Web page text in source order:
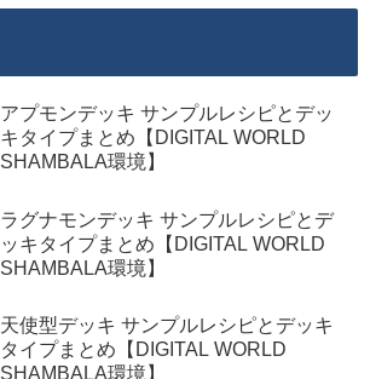
アプモンデッキ サンプルレシピとデッ
キタイプまとめ【DIGITAL WORLD
SHAMBALA環境】
ラグナモンデッキ サンプルレシピとデ
ッキタイプまとめ【DIGITAL WORLD
SHAMBALA環境】
天使型デッキ サンプルレシピとデッキ
タイプまとめ【DIGITAL WORLD
SHAMBALA環境】